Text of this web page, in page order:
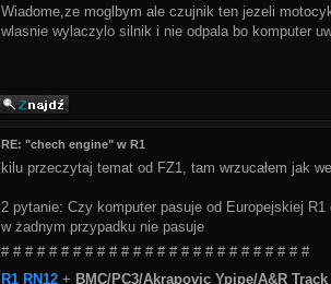
Wiadome,ze moglbym ale czujnik ten jezeli
wlasnie wylaczylo silnik i nie odpala bo komputer
RE: "chech engine" w R1
kilu przeczytaj temat od FZ1, tam wrzucałem jak
2 pytanie: Czy komputer pasuje od Europejskiej R1
w żadnym przypadku nie pasuje
# # # # # # # # # # # # # # # # # # # # # # # # # #
R1 RN12 + BMC/PC3/Akrapovic Ypipe/A&R